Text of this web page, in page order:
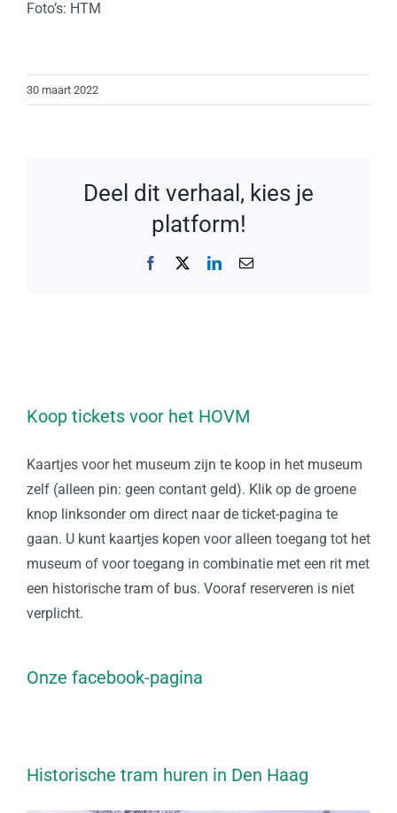
Foto’s: HTM
30 maart 2022
Deel dit verhaal, kies je
platform!
Facebook LinkedIn
E-
Koop tickets voor het HOVM
Kaartjes voor het museum zijn te koop in het museum
zelf (alleen pin: geen contant geld). Klik op de groene
knop linksonder om direct naar de ticket-pagina te
gaan. U kunt kaartjes kopen voor alleen toegang tot het
museum of voor toegang in combinatie met een rit met
een historische tram of bus. Vooraf reserveren is niet
verplicht.
Onze facebook-pagina
Historische tram huren in Den Haag